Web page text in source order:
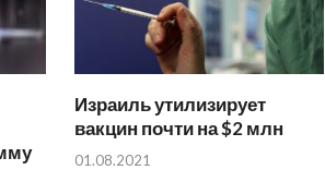
Израиль утилизирует
вакцин почти на $2 млн
01.08.2021